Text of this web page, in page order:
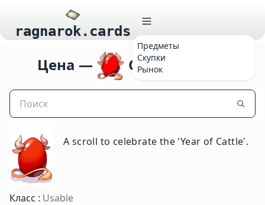
ragnarok.cards
Предметы
Скупки
Рынок
Цена — Cow Tail Scroll
A scroll to celebrate the 'Year of Cattle'.
Класс : Usable